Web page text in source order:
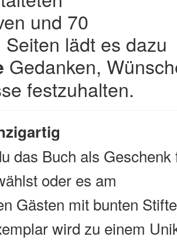
und 70
lädt es dazu
Gedanken,
festzuhalten.
das Buch als Geschenk
oder es am
Gästen mit bunten
wird zu einem